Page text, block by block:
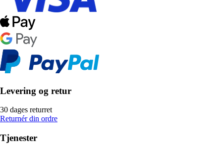
Levering og retur
30 dages returret
Returnér din ordre
Tjenester